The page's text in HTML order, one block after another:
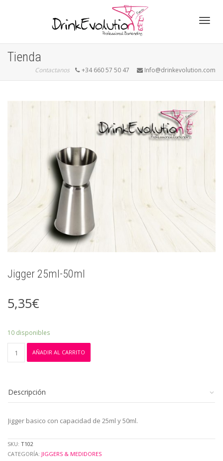
Tienda
Contactanos +34 660 57 50 47 Info@drinkevolution.com
Jigger 25ml-50ml
5,35€
10 disponibles
25ml-
AÑADIR AL CARRITO
Descripción
Jigger basico con capacidad de 25ml y 50ml.
SKU: T102
CATEGORÍA: JIGGERS & MEDIDORES